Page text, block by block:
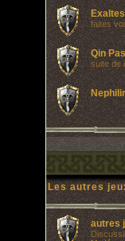
faites
Qin
suite de
Les autres
autres